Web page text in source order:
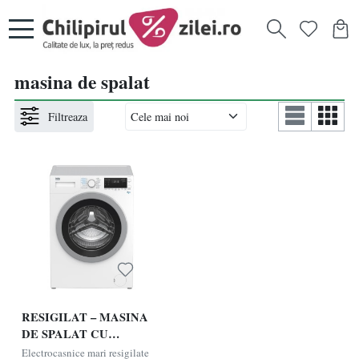
masina de spalat
Filtreaza
RESIGILAT – MASINA
DE SPALAT CU
USCATOR BEKO
Electrocasnice mari resigilate